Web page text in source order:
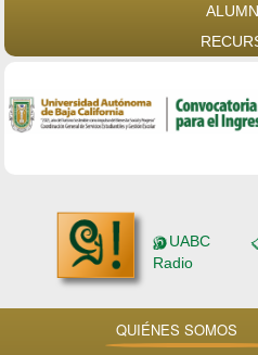
UABC
Radio
QUIÉNES SOMOS